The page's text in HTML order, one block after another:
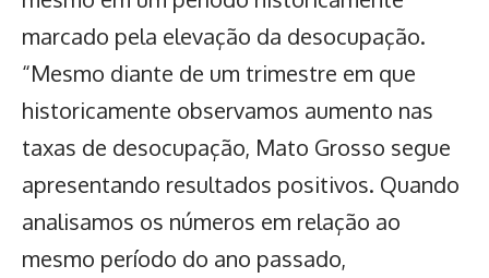
marcado pela elevação da desocupação.
“Mesmo diante de um trimestre em que
historicamente observamos aumento nas
taxas de desocupação, Mato Grosso segue
apresentando resultados positivos. Quando
analisamos os números em relação ao
mesmo período do ano passado,